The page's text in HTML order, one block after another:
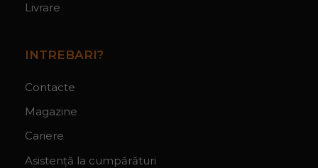
Livrare
INTREBARI?
Contacte
Magazine
Cariere
Asistență la cumpărături